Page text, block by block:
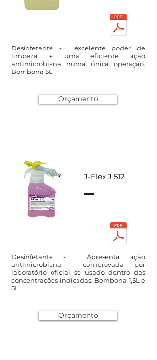
Desinfetante - excelente poder de
limpeza e uma eficiente ação
antimicrobiana numa única operação.
Bombona 5L
Orçamento
J-Flex J 512
Desinfetante - Apresenta ação
antimicrobiana comprovada por
laboratório oficial se usado dentro das
concentrações indicadas. Bombona 1,5L e
5L
Orçamento